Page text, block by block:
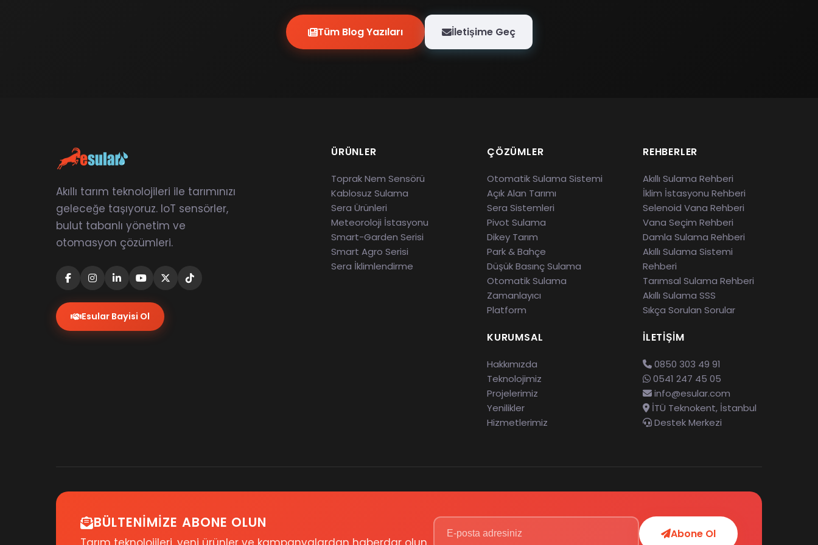
Tüm Blog Yazıları İletişime Geç
Akıllı tarım teknolojileri ile tarımınızı
geleceğe taşıyoruz. IoT sensörler,
bulut tabanlı yönetim ve
otomasyon çözümleri.
Esular Bayisi Ol
ÜRÜNLER
Toprak Nem Sensörü
Kablosuz Sulama
Sera Ürünleri
Meteoroloji İstasyonu
Smart-Garden Serisi
Smart Agro Serisi
Sera İklimlendirme
ÇÖZÜMLER
Otomatik Sulama Sistemi
Açık Alan Tarımı
Sera Sistemleri
Pivot Sulama
Dikey Tarım
Park & Bahçe
Düşük Basınç Sulama
Otomatik Sulama
Zamanlayıcı
Platform
KURUMSAL
Hakkımızda
Teknolojimiz
Projelerimiz
Yenilikler
Hizmetlerimiz
REHBERLER
Akıllı Sulama Rehberi
İklim İstasyonu Rehberi
Selenoid Vana Rehberi
Vana Seçim Rehberi
Damla Sulama Rehberi
Akıllı Sulama Sistemi
Rehberi
Tarımsal Sulama Rehberi
Akıllı Sulama SSS
Sıkça Sorulan Sorular
İLETIŞIM
0850 303 49 91
0541 247 45 05
info@esular.com
İTÜ Teknokent, İstanbul
Destek Merkezi
BÜLTENIMIZE ABONE OLUN
Abone Ol